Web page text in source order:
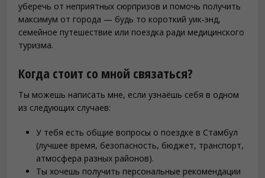
уберечь от неприятных сюрпризов и помочь получить
максимум от города — будь то короткий уик‑энд,
семейное путешествие или поездка ради медицинского
туризма.
Когда стоит со мной связаться?
Ты можешь написать мне, если узнаёшь себя в одном
из следующих случаев:
У тебя есть общие вопросы о поездке в Стамбул
(лучшее время, безопасность, бюджет, транспорт,
атмосфера разных районов).
Ты хочешь получить персональные рекомендации